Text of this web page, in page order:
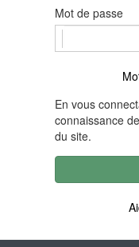
Mot de passe
En vous
connaissance
du site.